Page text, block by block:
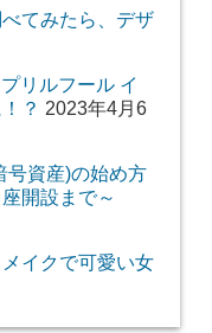
てみたら、デザ
リルフール イ
？ 2023年4月6
号資産)の始め方
開設まで～
イクで可愛い女